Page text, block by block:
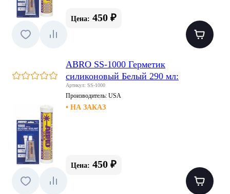
Цена: 450 ₽
ABRO SS-1000 Герметик
силиконовый Белый 290 мл:
Артикул: SS-1000
Производитель: USA
• НА ЗАКАЗ
Цена: 450 ₽